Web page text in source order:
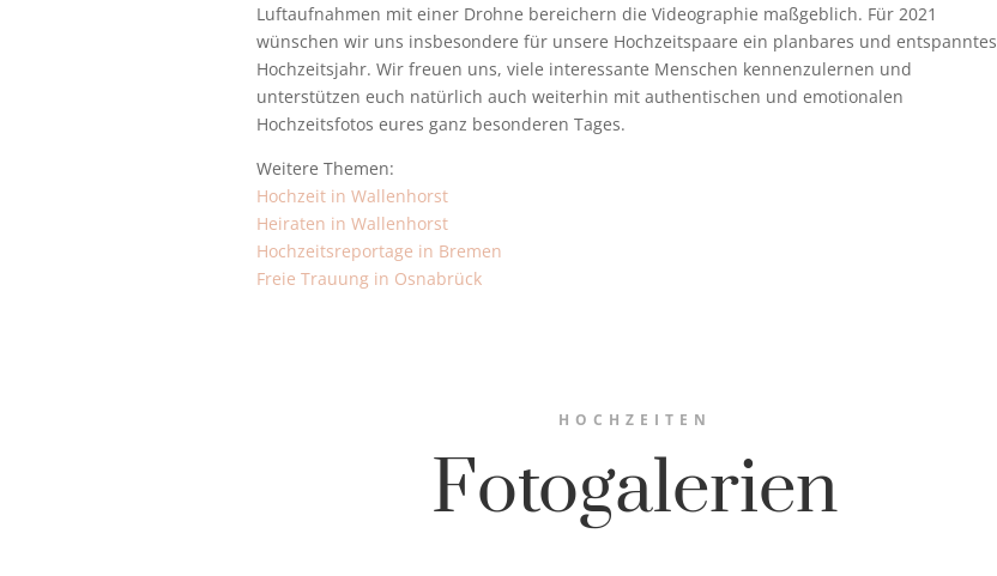
Luftaufnahmen mit einer Drohne bereichern die Videographie maßgeblich. Für 2021
wünschen wir uns insbesondere für unsere Hochzeitspaare ein planbares und entspanntes
Hochzeitsjahr. Wir freuen uns, viele interessante Menschen kennenzulernen und
unterstützen euch natürlich auch weiterhin mit authentischen und emotionalen
Hochzeitsfotos eures ganz besonderen Tages.
Weitere Themen:
Hochzeit in Wallenhorst
Heiraten in Wallenhorst
Hochzeitsreportage in Bremen
Freie Trauung in Osnabrück
HOCHZEITEN
Fotogalerien